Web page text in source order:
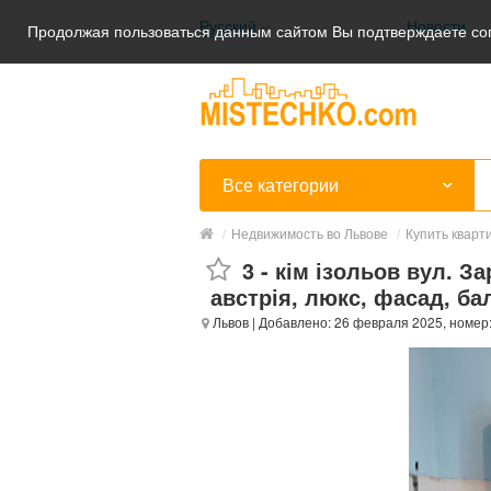
Продолжая пользоваться данным сайтом Вы подтверждаете
Русский
Українська
Русский
Новости
Все категории
/ Недвижимость во Львове / Купить
3 - кім ізольов вул.
австрія, люкс, фасад,
Львов | Добавлено: 26 февраля 2025,